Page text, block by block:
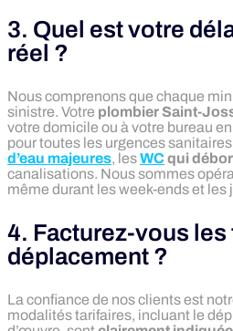
3. Quel est votre
réel ?
Nous comprenons que chaque
sinistre. Votre plombier Saint-
votre domicile ou à votre bureau en
pour toutes les urgences
d’eau majeures, lesWC qui
canalisations. Nous sommes
même durant les week-ends et les
4. Facturez-vous les
déplacement ?
La confiance de nos clients est
modalités tarifaires, incluant le